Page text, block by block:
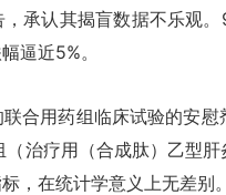
承认其揭盲数据不乐观
逼近5%。
用药组临床试验的安慰
治疗用（合成肽）乙型
，在统计学意义上无差别。